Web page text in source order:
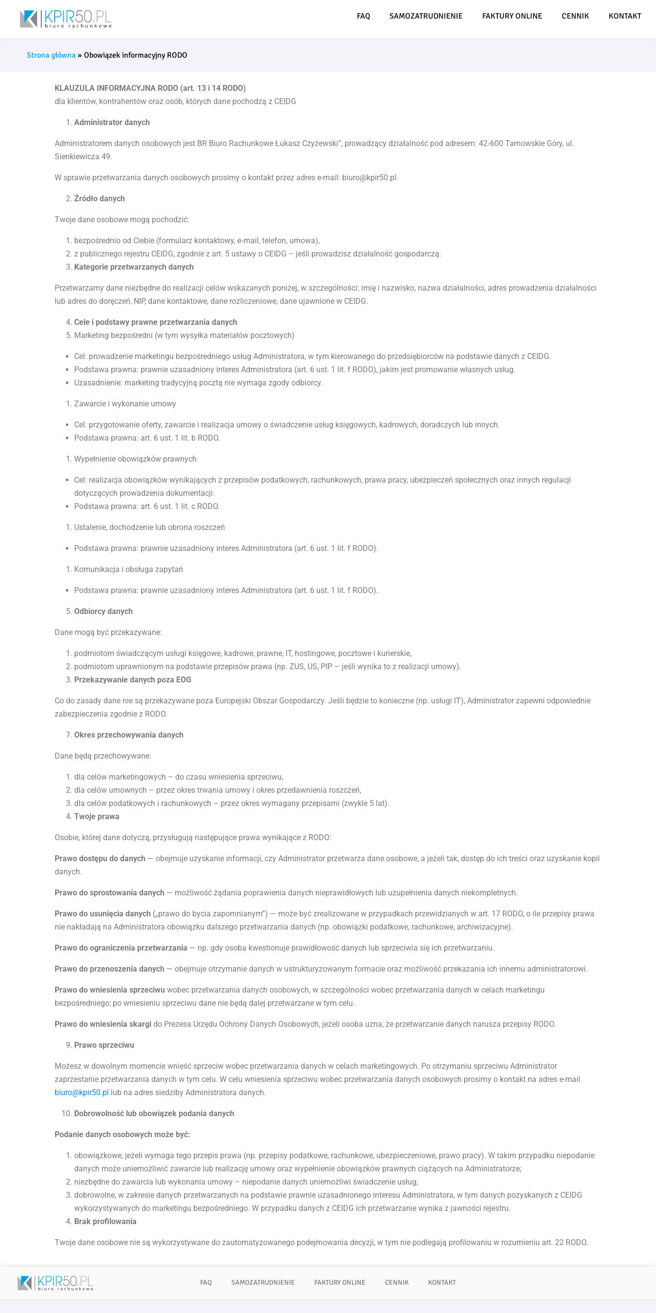
FAQ SAMOZATRUDNIENIE FAKTURY ONLINE CENNIK KONTAKT
Strona główna » Obowiązek informacyjny RODO
KLAUZULA INFORMACYJNA RODO (art. 13 i 14 RODO)
dla klientów, kontrahentów oraz osób, których dane pochodzą z CEIDG
Administrator danych
Administratorem danych osobowych jest BR Biuro Rachunkowe Łukasz Czyżewski”, prowadzący działalność pod adresem: 42‑600 Tarnowskie Góry, ul.
Sienkiewicza 49.
W sprawie przetwarzania danych osobowych prosimy o kontakt przez adres e-mail: biuro@kpir50.pl.
Źródło danych
Twoje dane osobowe mogą pochodzić:
bezpośrednio od Ciebie (formularz kontaktowy, e‑mail, telefon, umowa),
z publicznego rejestru CEIDG, zgodnie z art. 5 ustawy o CEIDG – jeśli prowadzisz działalność gospodarczą.
Kategorie przetwarzanych danych
Przetwarzamy dane niezbędne do realizacji celów wskazanych poniżej, w szczególności: imię i nazwisko, nazwa działalności, adres prowadzenia działalności
lub adres do doręczeń, NIP, dane kontaktowe, dane rozliczeniowe, dane ujawnione w CEIDG.
Cele i podstawy prawne przetwarzania danych
Marketing bezpośredni (w tym wysyłka materiałów pocztowych)
Cel: prowadzenie marketingu bezpośredniego usług Administratora, w tym kierowanego do przedsiębiorców na podstawie danych z CEIDG.
Podstawa prawna: prawnie uzasadniony interes Administratora (art. 6 ust. 1 lit. f RODO), jakim jest promowanie własnych usług.
Uzasadnienie: marketing tradycyjną pocztą nie wymaga zgody odbiorcy.
Zawarcie i wykonanie umowy
Cel: przygotowanie oferty, zawarcie i realizacja umowy o świadczenie usług księgowych, kadrowych, doradczych lub innych.
Podstawa prawna: art. 6 ust. 1 lit. b RODO.
Wypełnienie obowiązków prawnych
Cel: realizacja obowiązków wynikających z przepisów podatkowych, rachunkowych, prawa pracy, ubezpieczeń społecznych oraz innych regulacji
dotyczących prowadzenia dokumentacji.
Podstawa prawna: art. 6 ust. 1 lit. c RODO.
Ustalenie, dochodzenie lub obrona roszczeń
Podstawa prawna: prawnie uzasadniony interes Administratora (art. 6 ust. 1 lit. f RODO).
Komunikacja i obsługa zapytań
Podstawa prawna: prawnie uzasadniony interes Administratora (art. 6 ust. 1 lit. f RODO).
Odbiorcy danych
Dane mogą być przekazywane:
podmiotom świadczącym usługi księgowe, kadrowe, prawne, IT, hostingowe, pocztowe i kurierskie,
podmiotom uprawnionym na podstawie przepisów prawa (np. ZUS, US, PIP – jeśli wynika to z realizacji umowy).
Przekazywanie danych poza EOG
Co do zasady dane nie są przekazywane poza Europejski Obszar Gospodarczy. Jeśli będzie to konieczne (np. usługi IT), Administrator zapewni odpowiednie
zabezpieczenia zgodnie z RODO.
Okres przechowywania danych
Dane będą przechowywane:
dla celów marketingowych – do czasu wniesienia sprzeciwu,
dla celów umownych – przez okres trwania umowy i okres przedawnienia roszczeń,
dla celów podatkowych i rachunkowych – przez okres wymagany przepisami (zwykle 5 lat).
Twoje prawa
Osobie, której dane dotyczą, przysługują następujące prawa wynikające z RODO:
Prawo dostępu do danych — obejmuje uzyskanie informacji, czy Administrator przetwarza dane osobowe, a jeżeli tak, dostęp do ich treści oraz uzyskanie kopii
danych.
Prawo do sprostowania danych — możliwość żądania poprawienia danych nieprawidłowych lub uzupełnienia danych niekompletnych.
Prawo do usunięcia danych („prawo do bycia zapomnianym”) — może być zrealizowane w przypadkach przewidzianych w art. 17 RODO, o ile przepisy prawa
nie nakładają na Administratora obowiązku dalszego przetwarzania danych (np. obowiązki podatkowe, rachunkowe, archiwizacyjne).
Prawo do ograniczenia przetwarzania — np. gdy osoba kwestionuje prawidłowość danych lub sprzeciwia się ich przetwarzaniu.
Prawo do przenoszenia danych — obejmuje otrzymanie danych w ustrukturyzowanym formacie oraz możliwość przekazania ich innemu administratorowi.
Prawo do wniesienia sprzeciwu wobec przetwarzania danych osobowych, w szczególności wobec przetwarzania danych w celach marketingu
bezpośredniego; po wniesieniu sprzeciwu dane nie będą dalej przetwarzane w tym celu.
Prawo do wniesienia skargi do Prezesa Urzędu Ochrony Danych Osobowych, jeżeli osoba uzna, że przetwarzanie danych narusza przepisy RODO.
Prawo sprzeciwu
Możesz w dowolnym momencie wnieść sprzeciw wobec przetwarzania danych w celach marketingowych. Po otrzymaniu sprzeciwu Administrator
zaprzestanie przetwarzania danych w tym celu. W celu wniesienia sprzeciwu wobec przetwarzania danych osobowych prosimy o kontakt na adres e-mail
biuro@kpir50.pl lub na adres siedziby Administratora danych.
Dobrowolność lub obowiązek podania danych
Podanie danych osobowych może być:
obowiązkowe, jeżeli wymaga tego przepis prawa (np. przepisy podatkowe, rachunkowe, ubezpieczeniowe, prawo pracy). W takim przypadku niepodanie
danych może uniemożliwić zawarcie lub realizację umowy oraz wypełnienie obowiązków prawnych ciążących na Administratorze;
niezbędne do zawarcia lub wykonania umowy – niepodanie danych uniemożliwi świadczenie usług;
dobrowolne, w zakresie danych przetwarzanych na podstawie prawnie uzasadnionego interesu Administratora, w tym danych pozyskanych z CEIDG
wykorzystywanych do marketingu bezpośredniego. W przypadku danych z CEIDG ich przetwarzanie wynika z jawności rejestru.
Brak profilowania
Twoje dane osobowe nie są wykorzystywane do zautomatyzowanego podejmowania decyzji, w tym nie podlegają profilowaniu w rozumieniu art. 22 RODO.
FAQ SAMOZATRUDNIENIE FAKTURY ONLINE CENNIK KONTAKT